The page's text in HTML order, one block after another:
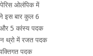
ओलंपिक में
ने इस बार कुल 6
5 कांस्य पदक
थ्रो में रजत पदक
पदक